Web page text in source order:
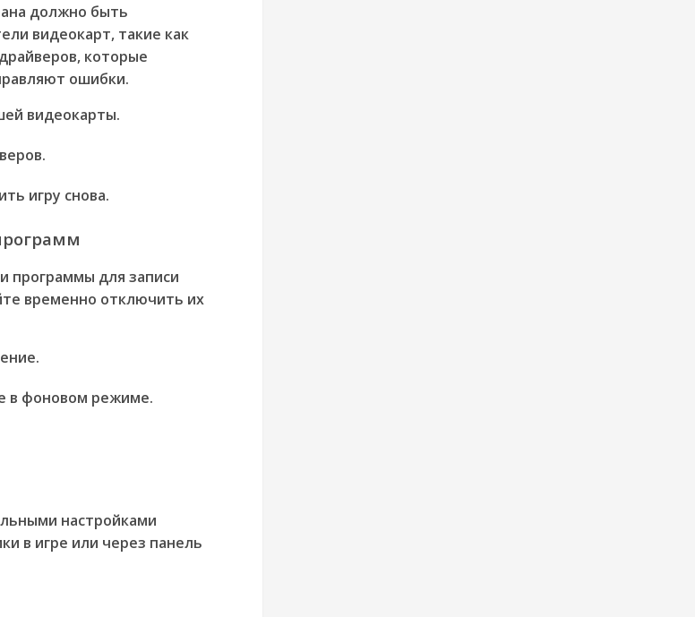
должно быть
видеокарт, такие как
которые
ошибки.
видеокарты.
игру снова.
программы для записи
временно отключить их
в фоновом режиме.
настройками
в игре или через панель